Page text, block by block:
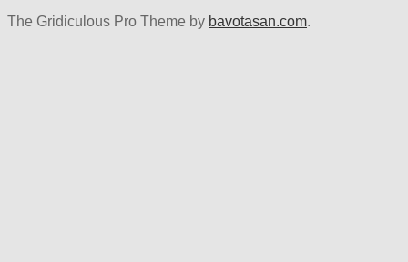
The Gridiculous Pro Theme by bavotasan.com.